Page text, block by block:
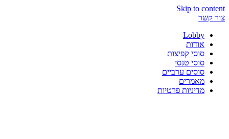
Skip to content
צור קשר
Lobby
אודות
סוסי קפיצות
סוסי טנסי
סוסים ערביים
מאמרים
מדיניות פרטיות